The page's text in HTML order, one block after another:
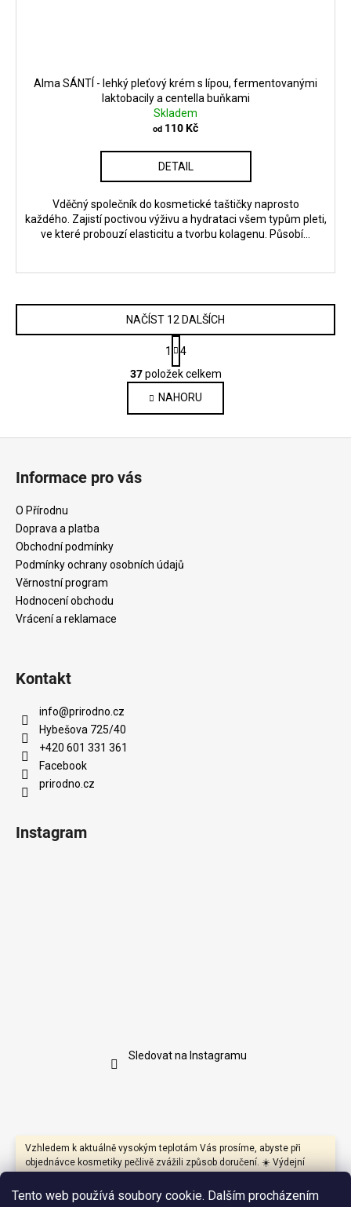
Tento web používá soubory cookie. Dalším procházením
Vzhledem k aktuálně vysokým teplotám Vás prosíme, abyste při
objednávce kosmetiky pečlivě zvážili způsob doručení. ☀️ Výdejní
teplotám, které mohou negativně ovlivnit především produkty s
přírodními oleji, másly, vosky nebo citlivými aktivními látkami.
Alma SÁNTÍ - lehký pleťový krém s lípou, fermentovanými
laktobacily a centella buňkami
Skladem
od 110 Kč
DETAIL
Vděčný společník do kosmetické taštičky naprosto
každého. Zajistí poctivou výživu a hydrataci všem typům pleti,
ve které probouzí elasticitu a tvorbu kolagenu. Působí...
O
v
l
á
d
k
y
NAČÍST 12 DALŠÍCH
S
t
r
á
n
k
1
4
37položek celkem
NAHORU
Informace pro vás
O Přírodnu
Doprava a platba
Obchodní podmínky
Podmínky ochrany osobních údajů
Věrnostní program
Hodnocení obchodu
Vrácení a reklamace
Kontakt
info@prirodno.cz
Hybešova 725/40
+420 601 331 361
Facebook
prirodno.cz
Instagram
Sledovat na Instagramu